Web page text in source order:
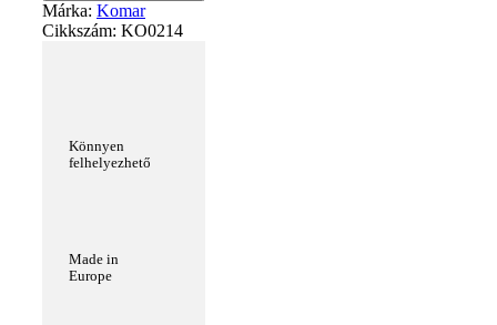
Márka: Komar
Cikkszám: KO0214
Könnyen
felhelyezhető
Made in
Europe